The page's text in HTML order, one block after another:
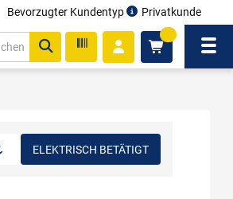
Bevorzugter Kundentyp Privatkunde
ELEKTRISCH BETÄTIGT